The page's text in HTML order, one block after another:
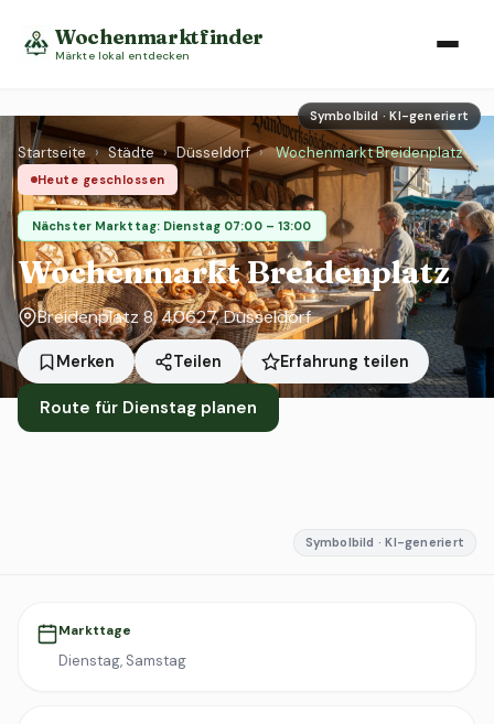
Wochenmarktfinder
Märkte lokal entdecken
Symbolbild · KI-generiert
Startseite › Städte › Düsseldorf › Wochenmarkt Breidenplatz
Heute geschlossen
Nächster Markttag: Dienstag 07:00 – 13:00
Wochenmarkt Breidenplatz
Breidenplatz 8, 40627, Düsseldorf
Merken Teilen Erfahrung teilen
Route für Dienstag planen
Symbolbild · KI-generiert
Markttage
Dienstag, Samstag